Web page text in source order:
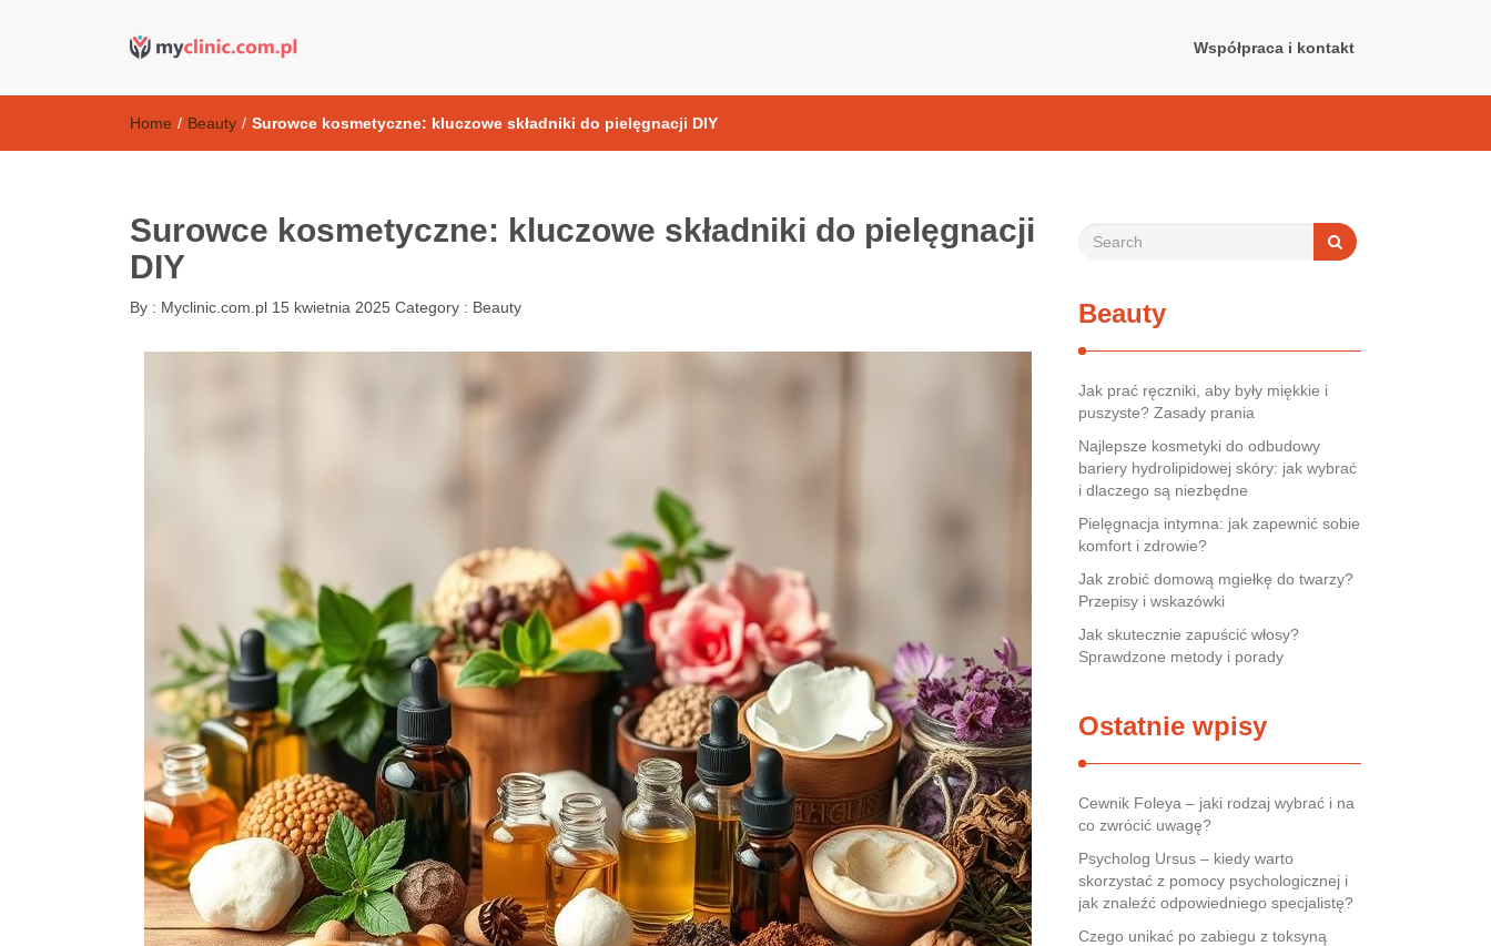
Współpraca i kontakt
Home / Beauty / Surowce kosmetyczne: kluczowe składniki do pielęgnacji DIY
Surowce kosmetyczne: kluczowe składniki do pielęgnacji
DIY
By : Myclinic.com.pl 15 kwietnia 2025 Category : Beauty Beauty
Jak prać ręczniki, aby były miękkie i
puszyste? Zasady prania
Najlepsze kosmetyki do odbudowy
bariery hydrolipidowej skóry: jak wybrać
i dlaczego są niezbędne
Pielęgnacja intymna: jak zapewnić sobie
komfort i zdrowie?
Jak zrobić domową mgiełkę do twarzy?
Przepisy i wskazówki
Jak skutecznie zapuścić włosy?
Sprawdzone metody i porady
Ostatnie wpisy
Cewnik Foleya – jaki rodzaj wybrać i na
co zwrócić uwagę?
Psycholog Ursus – kiedy warto
skorzystać z pomocy psychologicznej i
jak znaleźć odpowiedniego specjalistę?
Czego unikać po zabiegu z toksyną